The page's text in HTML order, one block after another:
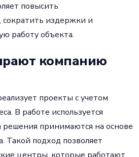
повысить
сократить издержки и
работу объекта.
компанию
проекты с учетом
В работе используется
решения принимаются на основе
Такой подход позволяет